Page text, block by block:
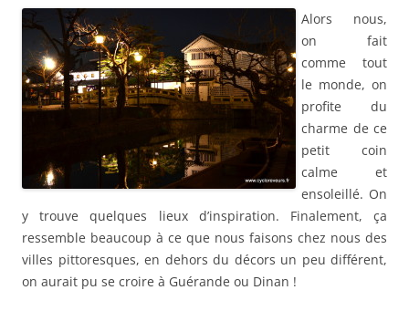
Alors nous,
on fait
comme tout
le monde, on
profite du
charme de ce
petit coin
calme et
ensoleillé. On
y trouve quelques lieux d’inspiration. Finalement, ça
ressemble beaucoup à ce que nous faisons chez nous des
villes pittoresques, en dehors du décors un peu différent,
on aurait pu se croire à Guérande ou Dinan !